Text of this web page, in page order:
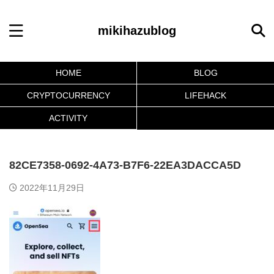
mikihazublog
HOME BLOG
CRYPTOCURRENCY LIFEHACK
ACTIVITY
82CE7358-0692-4A73-B7F6-22EA3DACCA5D
2022年11月29日